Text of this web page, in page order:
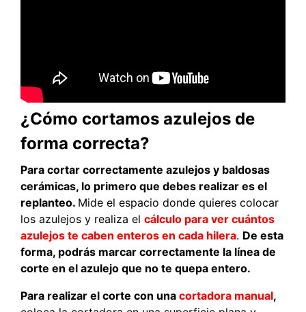
¿Cómo cortamos azulejos de
forma correcta?
Para cortar correctamente azulejos y baldosas
cerámicas, lo primero que debes realizar es el
replanteo. Mide el espacio donde quieres colocar
los azulejos y realiza el cálculo para ver cuántos
azulejos te caben enteros en cada hilera. De esta
forma, podrás marcar correctamente la línea de
corte en el azulejo que no te quepa entero.
Para realizar el corte con una cortadora manual,